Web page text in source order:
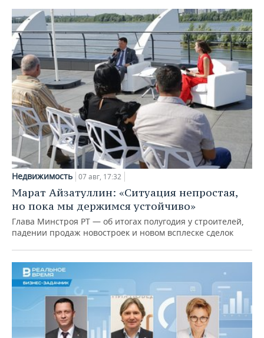
Недвижимость 07 авг, 17:32
Марат Айзатуллин: «Ситуация непростая,
но пока мы держимся устойчиво»
Глава Минстроя РТ — об итогах полугодия у строителей,
падении продаж новостроек и новом всплеске сделок